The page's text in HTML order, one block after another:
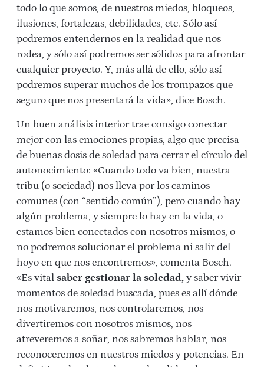
todo lo que somos, de nuestros miedos, bloqueos,
ilusiones, fortalezas, debilidades, etc. Sólo así
podremos entendernos en la realidad que nos
rodea, y sólo así podremos ser sólidos para afrontar
cualquier proyecto. Y, más allá de ello, sólo así
podremos superar muchos de los trompazos que
seguro que nos presentará la vida», dice Bosch.
Un buen análisis interior trae consigo conectar
mejor con las emociones propias, algo que precisa
de buenas dosis de soledad para cerrar el círculo del
autonocimiento: «Cuando todo va bien, nuestra
tribu (o sociedad) nos lleva por los caminos
comunes (con “sentido común”), pero cuando hay
algún problema, y siempre lo hay en la vida, o
estamos bien conectados con nosotros mismos, o
no podremos solucionar el problema ni salir del
hoyo en que nos encontremos», comenta Bosch.
«Es vital saber gestionar la soledad, y saber vivir
momentos de soledad buscada, pues es allí dónde
nos motivaremos, nos controlaremos, nos
divertiremos con nosotros mismos, nos
atreveremos a soñar, nos sabremos hablar, nos
reconoceremos en nuestros miedos y potencias. En